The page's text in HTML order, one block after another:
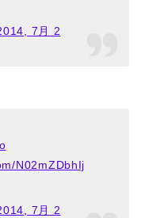
7月 2
N02mZDbhIj
7月 2